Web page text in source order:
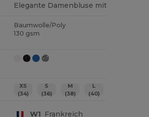
Baumwolle/Poly
130 gsm
XS
(34)
S
(36)
M
(38)
L
(40)
W1 Frankreich